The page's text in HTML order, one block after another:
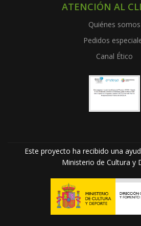
ATENCIÓN AL
Quiénes somos
Pedidos
Canal Ético
Este proyecto ha recibido una
Ministerio de Cultura y